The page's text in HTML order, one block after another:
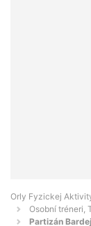
Orly Fyzickej
Osobní tréneri,
Partizán